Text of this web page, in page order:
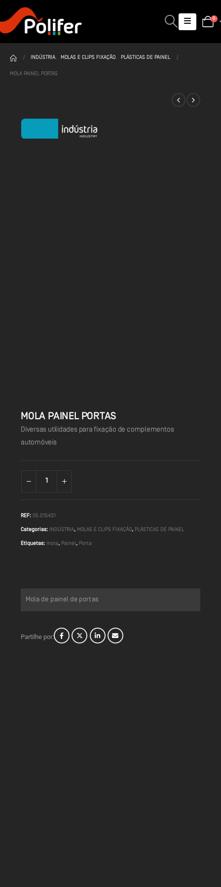
0
INDÚSTRIA, MOLAS E CLIPS FIXAÇÃO, PLÁSTICAS DE PAINEL
MOLA PAINEL PORTAS
MOLA PAINEL PORTAS
Diversas utilidades para fixação de complementos
automóveis
REF: 05.015431
Categorias: INDÚSTRIA, MOLAS E CLIPS FIXAÇÃO, PLÁSTICAS DE PAINEL
Etiquetas: mola , Painel , Porta
Mola de painel de portas
Partilhe por: